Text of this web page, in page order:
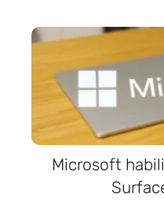
Microsoft